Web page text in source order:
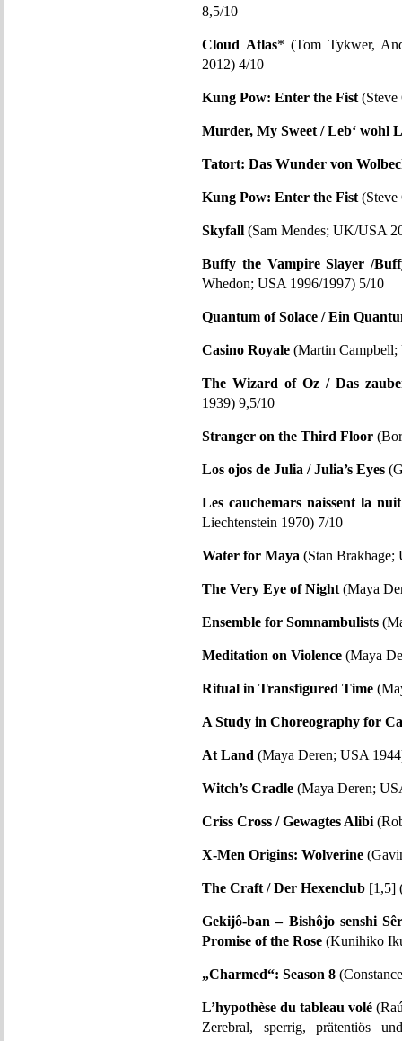
8,5/10
Cloud Atlas* (Tom Tykwer,
2012) 4/10
Kung Pow: Enter the Fist
Murder, My Sweet / Leb‘ wohl
Tatort: Das Wunder von
Kung Pow: Enter the Fist
Skyfall (Sam Mendes; UK/USA
Buffy the Vampire Slayer /
Whedon; USA 1996/1997) 5/10
Quantum of Solace / Ein
Casino Royale (Martin
The Wizard of Oz / Das
1939) 9,5/10
Stranger on the Third Floor
Los ojos de Julia / Julia’s Eyes
Les cauchemars naissent la
Liechtenstein 1970) 7/10
Water for Maya (Stan Brakhage;
The Very Eye of Night (Maya
Ensemble for Somnambulists
Meditation on Violence (Maya
Ritual in Transfigured Time
A Study in Choreography for
At Land (Maya Deren; USA
Witch’s Cradle (Maya Deren;
Criss Cross / Gewagtes Alibi
X-Men Origins: Wolverine
The Craft / Der Hexenclub [1,5]
Gekijô-ban – Bishôjo senshi
Promise of the Rose (Kunihiko
„Charmed“: Season 8
L’hypothèse du tableau volé
Zerebral, sperrig, prätentiös